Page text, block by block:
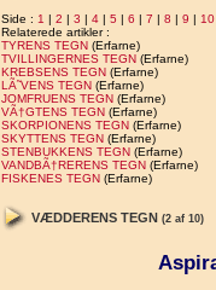
Side : 1 | 2 | 3 | 4 | 5 | 6 | 7 | 8 | 9 | 10
Relaterede artikler :
TYRENS TEGN (Erfarne)
TVILLINGERNES TEGN (Erfarne)
KREBSENS TEGN (Erfarne)
LÃ˜VENS TEGN (Erfarne)
JOMFRUENS TEGN (Erfarne)
VÃ†GTENS TEGN (Erfarne)
SKORPIONENS TEGN (Erfarne)
SKYTTENS TEGN (Erfarne)
STENBUKKENS TEGN (Erfarne)
VANDBÃ†RERENS TEGN (Erfarne)
FISKENES TEGN (Erfarne)
VÆDDERENS TEGN (2 af 10)